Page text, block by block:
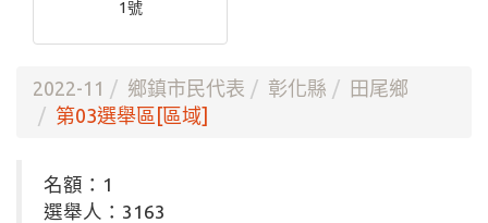
1號
2022-11 鄉鎮市民代表 彰化縣
田尾鄉
第03選舉區[區域]
名額：1
選舉人：3163